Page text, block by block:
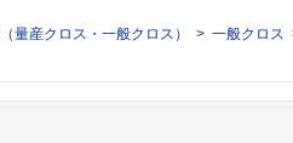
量産クロス・一般クロス） 一般クロス